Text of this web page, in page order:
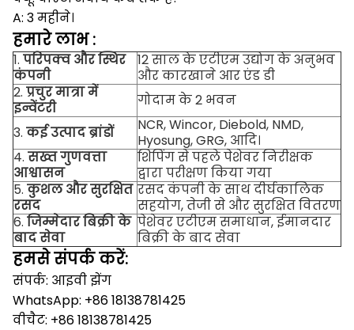
A: 3 महीने।
हमारेलाभ :
1. परिपक्व और स्थिर
कंपनी
12 साल के एटीएम उद्योग के अनुभव
और कारखाने आर एंड डी
2. प्रचुर मात्रा में
इन्वेंटरी
गोदाम के 2 भवन
3. कई उत्पाद ब्रांडों
NCR, Wincor, Diebold, NMD,
Hyosung, GRG, आदि।
4. सख्त गुणवत्ता
आश्वासन
शिपिंग से पहले पेशेवर निरीक्षक
द्वारा परीक्षण किया गया
5. कुशल और सुरक्षित
रसद
रसद कंपनी के साथ दीर्घकालिक
सहयोग, तेजी से और सुरक्षित वितरण
6. जिम्मेदार बिक्री के
बाद सेवा
पेशेवर एटीएम समाधान, ईमानदार
बिक्री के बाद सेवा
हमसे संपर्क करें:
संपर्क: आइवी झेंग
WhatsApp: +86 18138781425
वीचैट: +86 18138781425